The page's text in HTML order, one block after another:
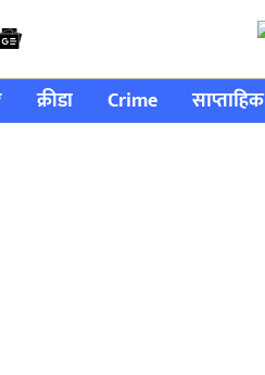
क्रीडा Crime साप्ताहिक